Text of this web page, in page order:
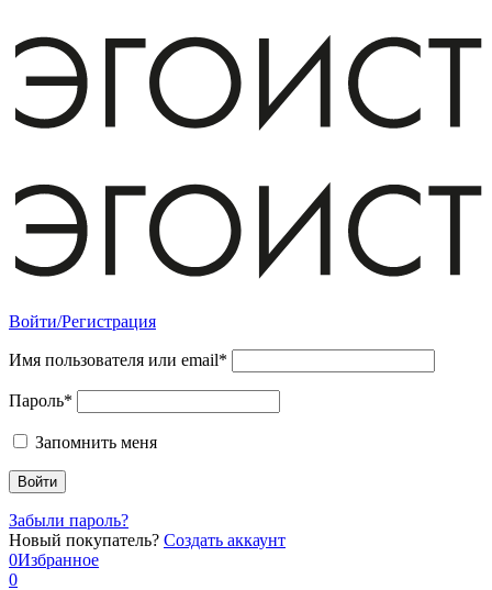
Войти/Регистрация
Имя пользователя или email*
Пароль*
Запомнить меня
Забыли пароль?
Новый покупатель? Создать аккаунт
0Избранное
0